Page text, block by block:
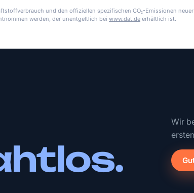
und den offiziellen spezifischen CO₂-Emissionen
werden, der unentgeltlich bei www.dat.de erhältlich ist.
Wir